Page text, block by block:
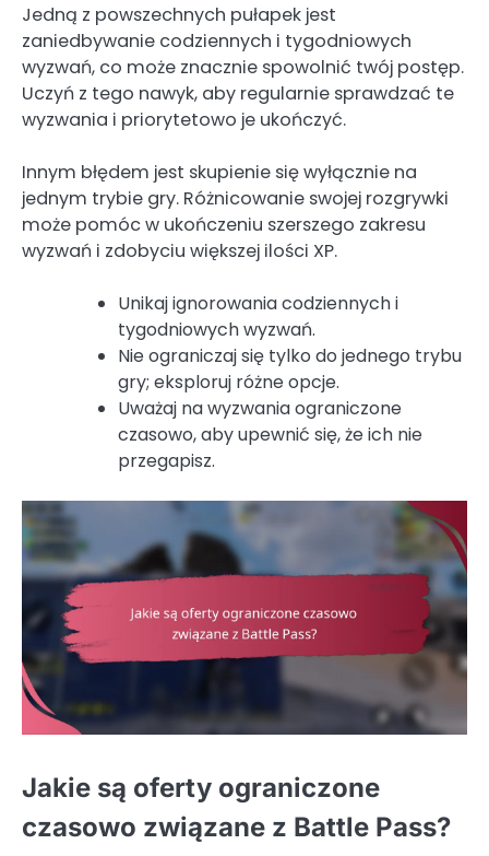
Jedną z powszechnych pułapek jest
zaniedbywanie codziennych i tygodniowych
wyzwań, co może znacznie spowolnić twój postęp.
Uczyń z tego nawyk, aby regularnie sprawdzać te
wyzwania i priorytetowo je ukończyć.
Innym błędem jest skupienie się wyłącznie na
jednym trybie gry. Różnicowanie swojej rozgrywki
może pomóc w ukończeniu szerszego zakresu
wyzwań i zdobyciu większej ilości XP.
Unikaj ignorowania codziennych i
tygodniowych wyzwań.
Nie ograniczaj się tylko do jednego trybu
gry; eksploruj różne opcje.
Uważaj na wyzwania ograniczone
czasowo, aby upewnić się, że ich nie
przegapisz.
Jakie są oferty ograniczone
czasowo związane z Battle Pass?